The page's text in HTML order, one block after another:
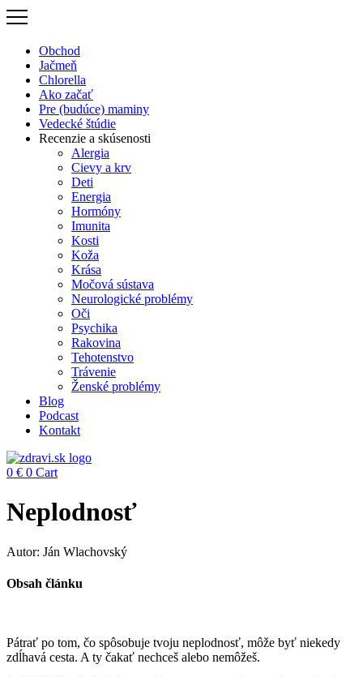
Preskočiť
na
Obchod
Jačmeň
Chlorella
Ako začať
Pre (budúce) maminy
Vedecké štúdie
Recenzie a skúsenosti
Alergia
Cievy a krv
Deti
Energia
Hormóny
Imunita
Kosti
Koža
Krása
Močová sústava
Neurologické problémy
Oči
Psychika
Rakovina
Tehotenstvo
Trávenie
Ženské problémy
Blog
Podcast
Kontakt
0 € 0 Cart
Neplodnosť
Autor: Ján Wlachovský
Obsah článku
Pátrať po tom, čo spôsobuje tvoju neplodnosť, môže byť niekedy
zdĺhavá cesta. A ty čakať nechceš alebo nemôžeš.